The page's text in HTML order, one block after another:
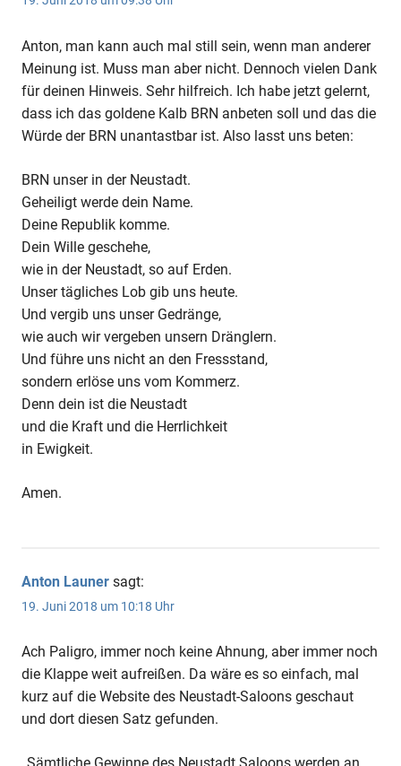
Anton, man kann auch mal still sein, wenn man anderer
Meinung ist. Muss man aber nicht. Dennoch vielen Dank
für deinen Hinweis. Sehr hilfreich. Ich habe jetzt gelernt,
dass ich das goldene Kalb BRN anbeten soll und das die
Würde der BRN unantastbar ist. Also lasst uns beten:
BRN unser in der Neustadt.
Geheiligt werde dein Name.
Deine Republik komme.
Dein Wille geschehe,
wie in der Neustadt, so auf Erden.
Unser tägliches Lob gib uns heute.
Und vergib uns unser Gedränge,
wie auch wir vergeben unsern Dränglern.
Und führe uns nicht an den Fressstand,
sondern erlöse uns vom Kommerz.
Denn dein ist die Neustadt
und die Kraft und die Herrlichkeit
in Ewigkeit.
Amen.
Anton Launer sagt:
19. Juni 2018 um 10:18 Uhr
Ach Paligro, immer noch keine Ahnung, aber immer noch
die Klappe weit aufreißen. Da wäre es so einfach, mal
kurz auf die Website des Neustadt-Saloons geschaut
und dort diesen Satz gefunden.